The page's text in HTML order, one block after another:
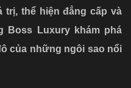
thể hiện đẳng cấp và
Boss Luxury khám phá
của những ngôi sao nổi